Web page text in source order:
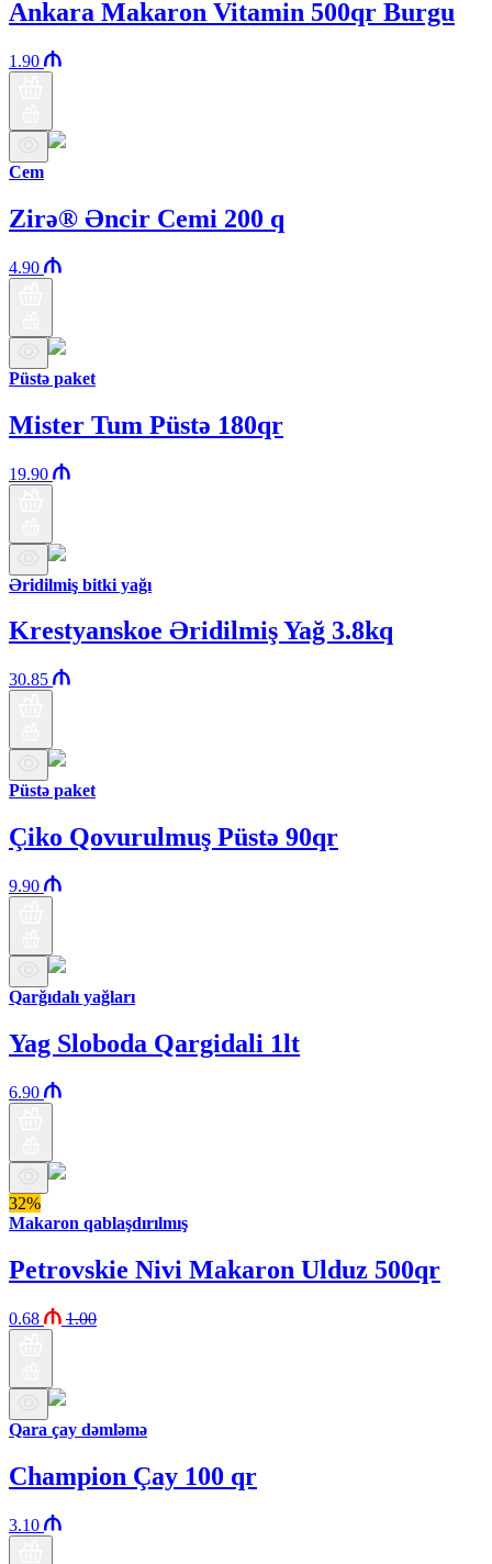
Ankara Makaron Vitamin 500qr Burgu
1.90
Cem
Zirə® Əncir Cemi 200 q
4.90
Püstə paket
Mister Tum Püstə 180qr
19.90
Əridilmiş bitki yağı
Krestyanskoe Əridilmiş Yağ 3.8kq
30.85
Püstə paket
Çiko Qovurulmuş Püstə 90qr
9.90
Qarğıdalı yağları
Yag Sloboda Qargidali 1lt
6.90
32%
Makaron qablaşdırılmış
Petrovskie Nivi Makaron Ulduz 500qr
0.68 1.00
Qara çay dəmləmə
Champion Çay 100 qr
3.10